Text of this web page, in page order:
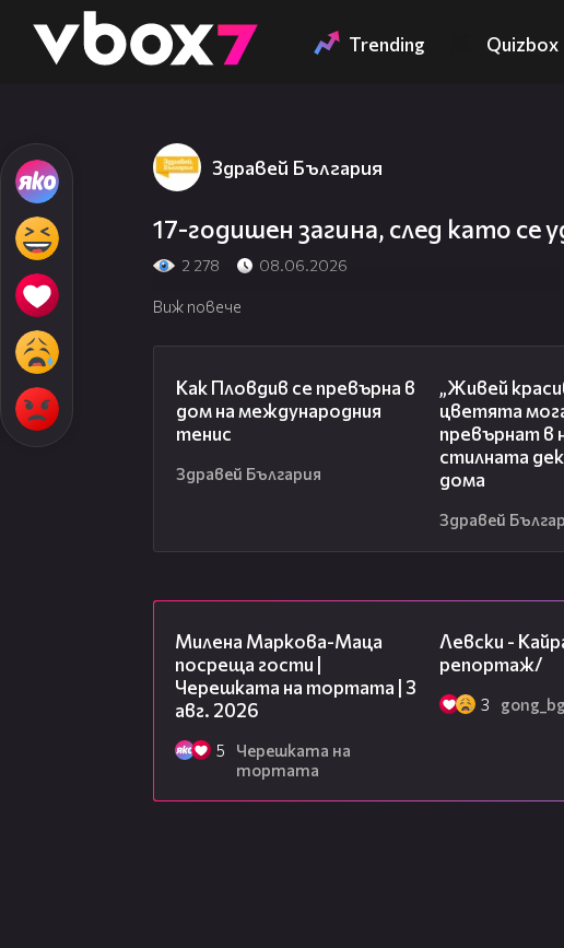
👾 Trending Quizbox
Здравей България
17-годишен загина, след като се
2 278 08.06.2026
Виж повече
Как Пловдив се превърна в
дом на международния
тенис
Здравей България
„Живей
цветята
превърнат в
стилната
дома
Здравей
Милена Маркова-Маца
посреща гости |
Черешката на тортата | 3
авг. 2026
5
Черешката на
тортата
Левски -
репортаж/
3 gong_bg